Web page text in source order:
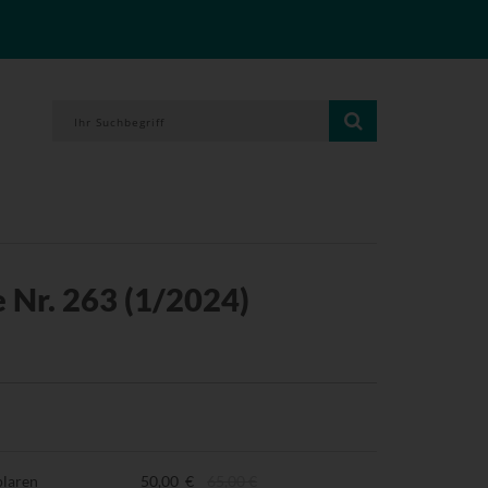
Nr. 263 (1/2024)
50,00 €